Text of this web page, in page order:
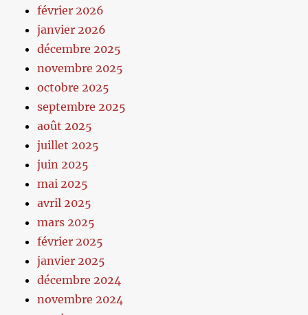
février 2026
janvier 2026
décembre 2025
novembre 2025
octobre 2025
septembre 2025
août 2025
juillet 2025
juin 2025
mai 2025
avril 2025
mars 2025
février 2025
janvier 2025
décembre 2024
novembre 2024